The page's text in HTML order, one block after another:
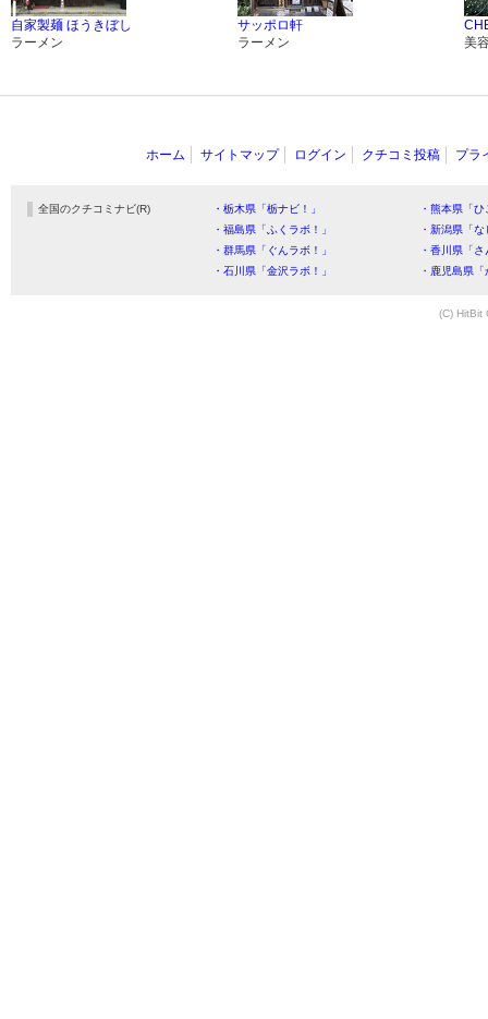
自家製麺 ほうきぼし
ラーメン
サッポロ軒
ラーメン
美
ホーム サイトマップ ログイン クチコミ投稿 プラ
全国のクチコミナビ(R) ・栃木県「栃ナビ！」
・熊本県「
・福島県「ふくラボ！」
・新潟県「
・群馬県「ぐんラボ！」
・香川県「
・石川県「金沢ラボ！」
・鹿児島県
(C) HitBit